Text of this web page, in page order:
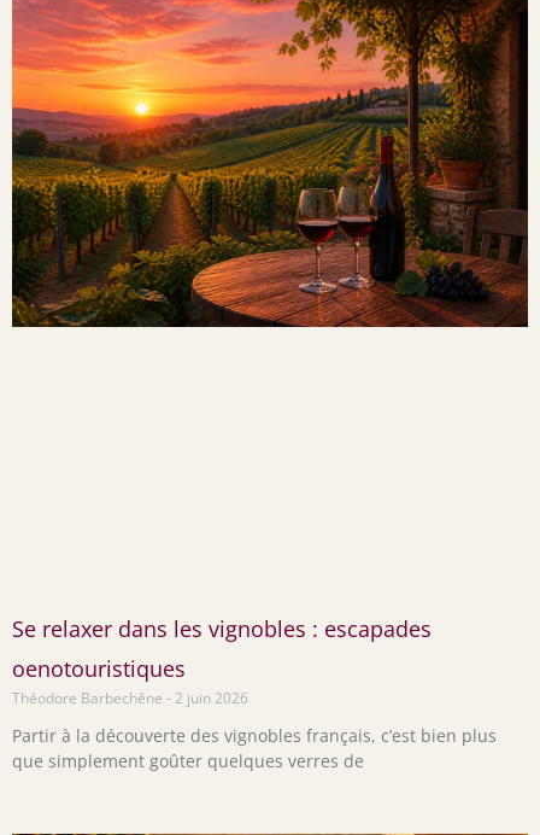
Se relaxer dans les vignobles : escapades
oenotouristiques
Théodore Barbechêne 2 juin 2026
Partir à la découverte des vignobles français, c’est bien plus
que simplement goûter quelques verres de